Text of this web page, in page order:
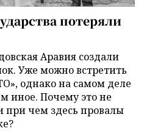
потеряли
Аравия создали
Уже можно встретить
однако на самом деле
иное. Почему это не
при чем здесь провалы